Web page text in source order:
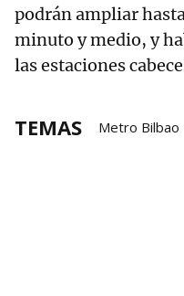
podrán ampliar
minuto y medio, y
las estaciones
TEMAS Metro Bilbao